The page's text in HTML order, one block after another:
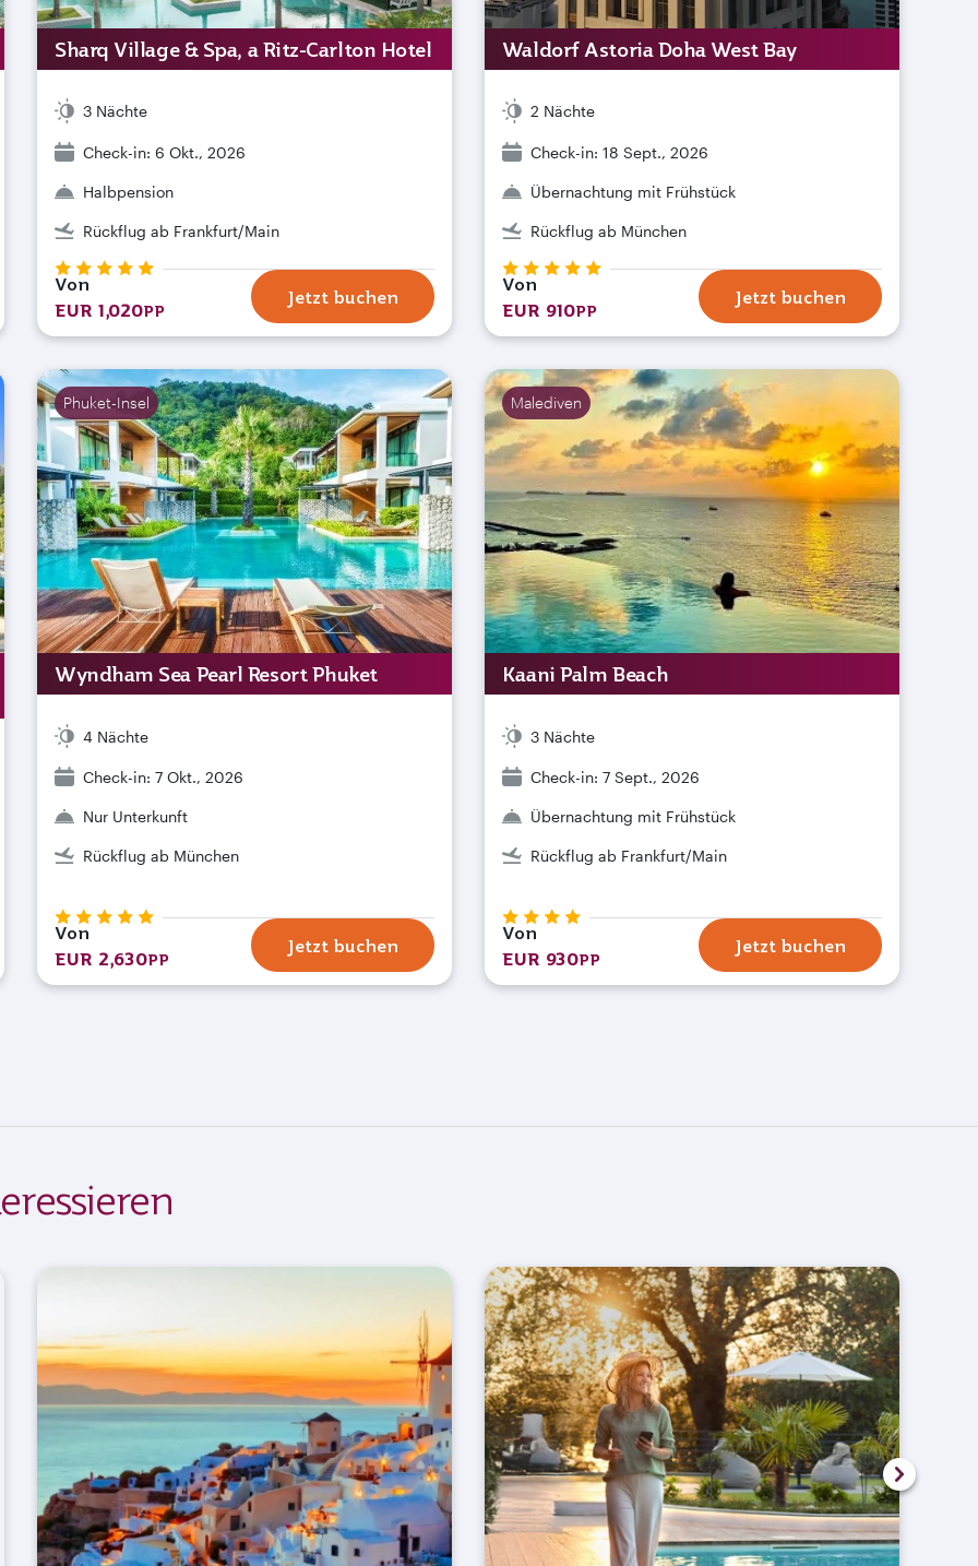
Sharq Village & Spa, a Ritz-Carlton Hotel
3 Nächte
Check-in: 6 Okt., 2026
Halbpension
Rückflug ab Frankfurt/Main
Von
EUR 1,020PP
Jetzt buchen
Waldorf Astoria Doha West Bay
2 Nächte
Check-in: 18 Sept., 2026
Übernachtung mit Frühstück
Rückflug ab München
Von
EUR 910PP
Jetzt buchen
Phuket-Insel
Wyndham Sea Pearl Resort Phuket
4 Nächte
Check-in: 7 Okt., 2026
Nur Unterkunft
Rückflug ab München
Von
EUR 2,630PP
Jetzt buchen
Malediven
Kaani Palm Beach
3 Nächte
Check-in: 7 Sept., 2026
Übernachtung mit Frühstück
Rückflug ab Frankfurt/Main
Von
EUR 930PP
Jetzt buchen